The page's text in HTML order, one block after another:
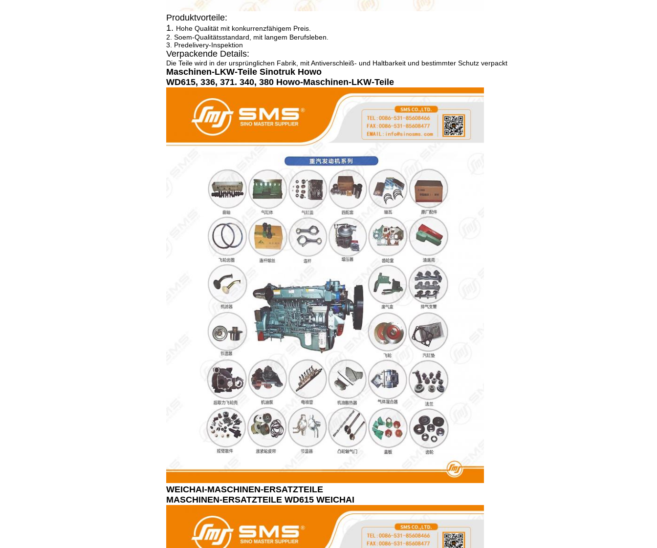
Produktvorteile:
1. Hohe Qualität mit konkurrenzfähigem Preis.
2. Soem-Qualitätsstandard, mit langem Berufsleben.
3. Predelivery-Inspektion
Verpackende Details:
Die Teile wird in der ursprünglichen Fabrik, mit Antiverschleiß- und Haltbarkeit und bestimmter Schutz verpackt
Maschinen-LKW-Teile Sinotruk Howo
WD615, 336, 371. 340, 380 Howo-Maschinen-LKW-Teile
WEICHAI-MASCHINEN-ERSATZTEILE
MASCHINEN-ERSATZTEILE WD615 WEICHAI